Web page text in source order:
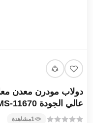
دولاب مودرن معدن
عالي الجودة MS-11670
1مشاهدة